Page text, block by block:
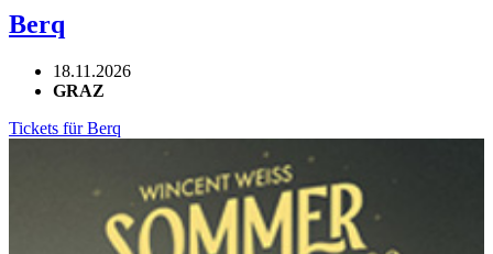
Berq
18.11.2026
GRAZ
Tickets für Berq